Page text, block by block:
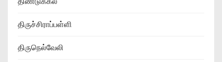
திருச்சிராப்பள்ளி
திருநெல்வேலி